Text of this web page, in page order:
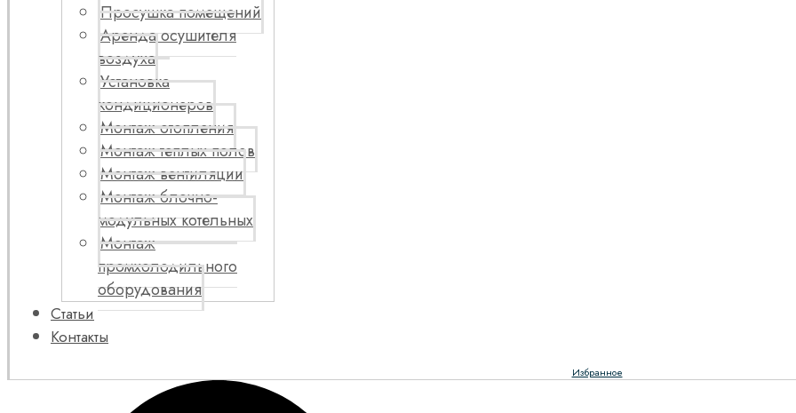
Просушка помещений
Аренда осушителя
воздуха
Установка
кондиционеров
Монтаж отопления
Монтаж теплых полов
Монтаж вентиляции
Монтаж блочно-
модульных котельных
Монтаж
промхолодильного
оборудования
Статьи
Контакты
Избранное